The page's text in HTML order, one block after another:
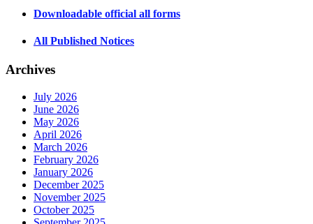
Downloadable official all forms
All Published Notices
Archives
July 2026
June 2026
May 2026
April 2026
March 2026
February 2026
January 2026
December 2025
November 2025
October 2025